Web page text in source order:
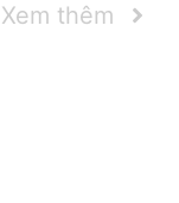
Xem thêm